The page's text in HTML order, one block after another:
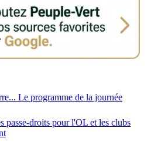
Le programme de la journée
passe-droits pour l'OL et les clubs